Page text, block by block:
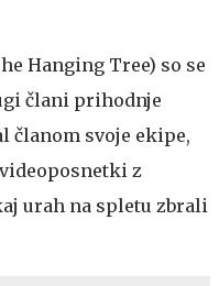
Hanging Tree) so se
člani prihodnje
članom svoje ekipe,
z
urah na spletu zbrali